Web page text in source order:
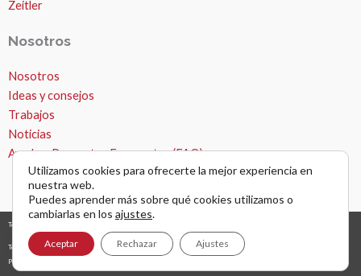
Zeitler
Nosotros
Nosotros
Ideas y consejos
Trabajos
Noticias
Ayuda – Preguntas Frecuentes (FAQ)
Todos los derechos © 2026 Microzanjas, canalizaciones y apertura de zanjas. |
Términos y condiciones de uso Política de privacidad
AVISO LEGAL Y NAVEGACIÓN POR WEB
Política de cookies
Utilizamos cookies para ofrecerte la mejor experiencia en
nuestra web.
Puedes aprender más sobre qué cookies utilizamos o
cambiarlas en los ajustes.
Aceptar Rechazar Ajustes
MICROZANJAS
Abrir chat